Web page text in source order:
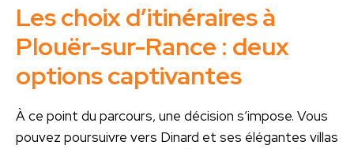
Les choix d’itinéraires à
Plouër-sur-Rance : deux
options captivantes
À ce point du parcours, une décision s’impose. Vous
pouvez poursuivre vers Dinard et ses élégantes villas